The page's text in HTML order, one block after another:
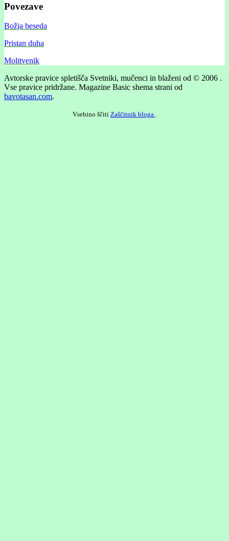
Povezave
Božja beseda
Pristan duha
Molitvenik
Avtorske pravice spletišča Svetniki, mučenci in blaženi od © 2006 .
Vse pravice pridržane. Magazine Basic shema strani od
bavotasan.com.
Vsebino ščiti Zaščitnik bloga .